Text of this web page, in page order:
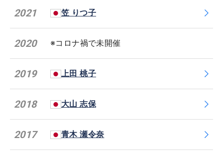
2021 笠 りつ子
2020 ※コロナ禍で未開催
2019 上田 桃子
2018 大山 志保
2017 青木 瀬令奈